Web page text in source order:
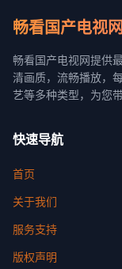
畅看国产电视网
畅看国产电视网提供
清画质，流畅播放，
艺等多种类型，为您
快速导航
首页
关于我们
服务支持
版权声明